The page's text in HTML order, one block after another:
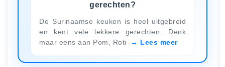
gerechten?
De Surinaamse keuken is heel uitgebreid
en kent vele lekkere gerechten. Denk
maar eens aan Pom, Roti
Lees meer